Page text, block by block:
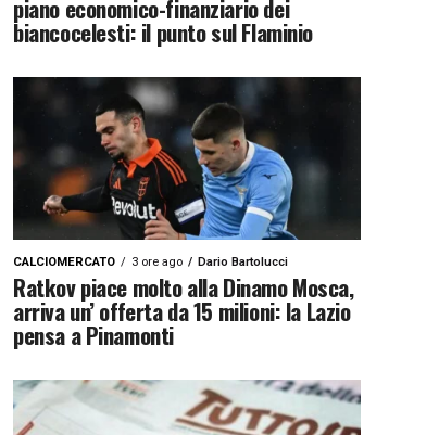
piano economico-finanziario dei
biancocelesti: il punto sul Flaminio
CALCIOMERCATO 3 ore ago Dario Bartolucci
Ratkov piace molto alla Dinamo Mosca,
arriva un’ offerta da 15 milioni: la Lazio
pensa a Pinamonti